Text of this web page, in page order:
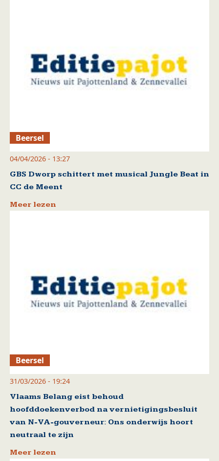
Beersel
04/04/2026 - 13:27
GBS Dworp schittert met musical Jungle Beat in
CC de Meent
Meer lezen
Beersel
31/03/2026 - 19:24
Vlaams Belang eist behoud
hoofddoekenverbod na vernietigingsbesluit
van N-VA-gouverneur: Ons onderwijs hoort
neutraal te zijn
Meer lezen